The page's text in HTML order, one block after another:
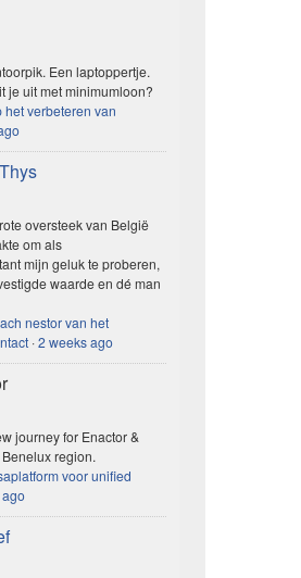
Een laptoppertje.
je uit met minimumloon?
verbeteren van
oversteek van België
om als
mijn geluk te proberen,
waarde en dé man
nestor van het
·2 weeks ago
journey for Enactor &
region.
voor unified